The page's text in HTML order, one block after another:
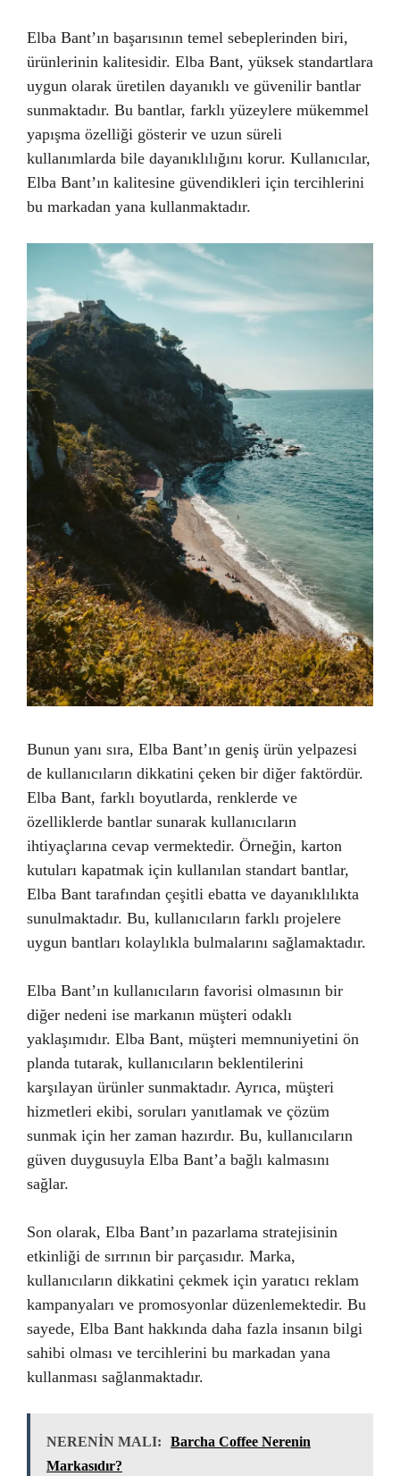
Elba Bant’ın başarısının temel sebeplerinden biri,
ürünlerinin kalitesidir. Elba Bant, yüksek standartlara
uygun olarak üretilen dayanıklı ve güvenilir bantlar
sunmaktadır. Bu bantlar, farklı yüzeylere mükemmel
yapışma özelliği gösterir ve uzun süreli
kullanımlarda bile dayanıklılığını korur. Kullanıcılar,
Elba Bant’ın kalitesine güvendikleri için tercihlerini
bu markadan yana kullanmaktadır.
Bunun yanı sıra, Elba Bant’ın geniş ürün yelpazesi
de kullanıcıların dikkatini çeken bir diğer faktördür.
Elba Bant, farklı boyutlarda, renklerde ve
özelliklerde bantlar sunarak kullanıcıların
ihtiyaçlarına cevap vermektedir. Örneğin, karton
kutuları kapatmak için kullanılan standart bantlar,
Elba Bant tarafından çeşitli ebatta ve dayanıklılıkta
sunulmaktadır. Bu, kullanıcıların farklı projelere
uygun bantları kolaylıkla bulmalarını sağlamaktadır.
Elba Bant’ın kullanıcıların favorisi olmasının bir
diğer nedeni ise markanın müşteri odaklı
yaklaşımıdır. Elba Bant, müşteri memnuniyetini ön
planda tutarak, kullanıcıların beklentilerini
karşılayan ürünler sunmaktadır. Ayrıca, müşteri
hizmetleri ekibi, soruları yanıtlamak ve çözüm
sunmak için her zaman hazırdır. Bu, kullanıcıların
güven duygusuyla Elba Bant’a bağlı kalmasını
sağlar.
Son olarak, Elba Bant’ın pazarlama stratejisinin
etkinliği de sırrının bir parçasıdır. Marka,
kullanıcıların dikkatini çekmek için yaratıcı reklam
kampanyaları ve promosyonlar düzenlemektedir. Bu
sayede, Elba Bant hakkında daha fazla insanın bilgi
sahibi olması ve tercihlerini bu markadan yana
kullanması sağlanmaktadır.
NERENİN MALI:
Barcha Coffee Nerenin
Markasıdır?